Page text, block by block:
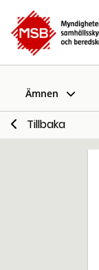
Ämnen
Tillbaka